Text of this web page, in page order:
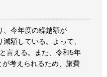
、今年度の繰越額が
額している。よって、
言える。また、令和5年
考えられるため、旅費